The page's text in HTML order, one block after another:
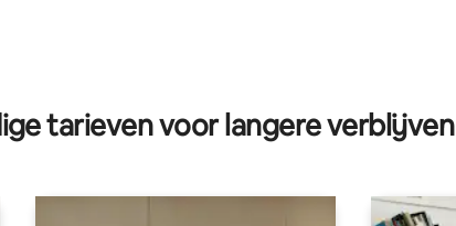
tarieven voor langere verblijven